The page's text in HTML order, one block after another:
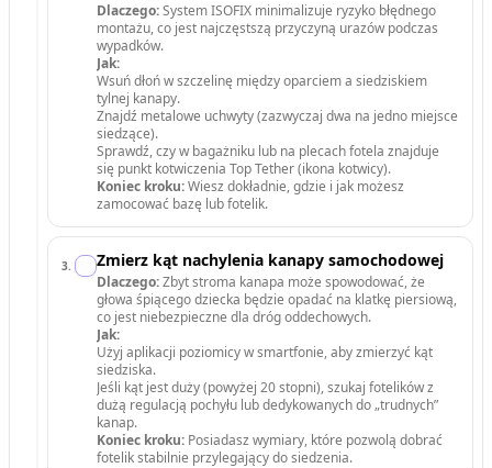
Dlaczego:System ISOFIX minimalizuje ryzyko błędnego
montażu, co jest najczęstszą przyczyną urazów podczas
wypadków.
Jak:
Wsuń dłoń w szczelinę między oparciem a siedziskiem
tylnej kanapy.
Znajdź metalowe uchwyty (zazwyczaj dwa na jedno miejsce
siedzące).
Sprawdź, czy w bagażniku lub na plecach fotela znajduje
się punkt kotwiczenia Top Tether (ikona kotwicy).
Koniec kroku:Wiesz dokładnie, gdzie i jak możesz
zamocować bazę lub fotelik.
3. Zmierz kąt nachylenia kanapy samochodowej
Dlaczego:Zbyt stroma kanapa może spowodować, że
głowa śpiącego dziecka będzie opadać na klatkę piersiową,
co jest niebezpieczne dla dróg oddechowych.
Jak:
Użyj aplikacji poziomicy w smartfonie, aby zmierzyć kąt
siedziska.
Jeśli kąt jest duży (powyżej 20 stopni), szukaj fotelików z
dużą regulacją pochyłu lub dedykowanych do „trudnych”
kanap.
Koniec kroku: Posiadasz wymiary, które pozwolą dobrać
fotelik stabilnie przylegający do siedzenia.